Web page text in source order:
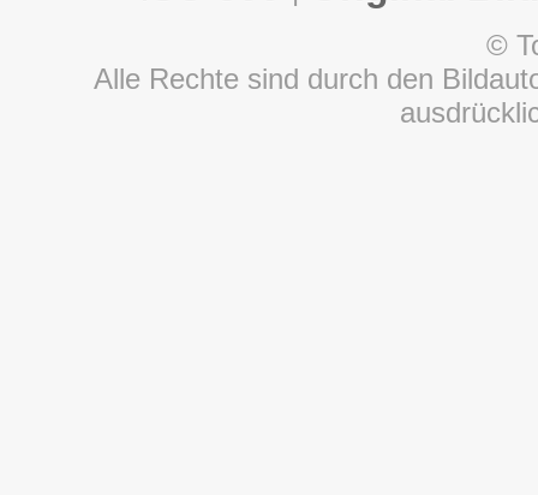
©
Alle Rechte sind durch den